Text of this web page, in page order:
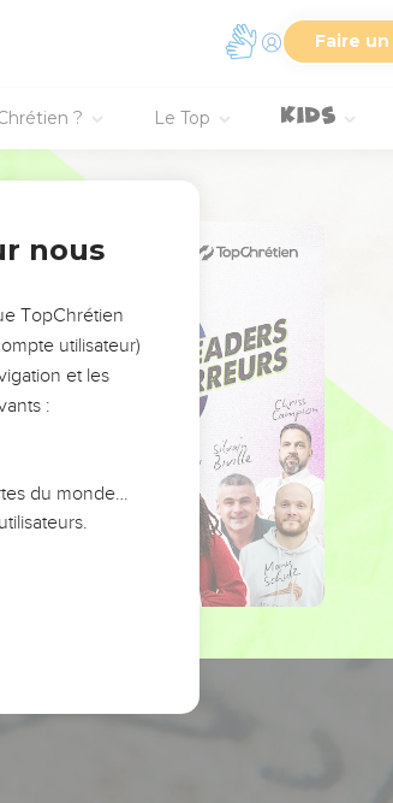
Faire
? Le Top
nous
TopChrétien
utilisateur)
et les
:
du monde…